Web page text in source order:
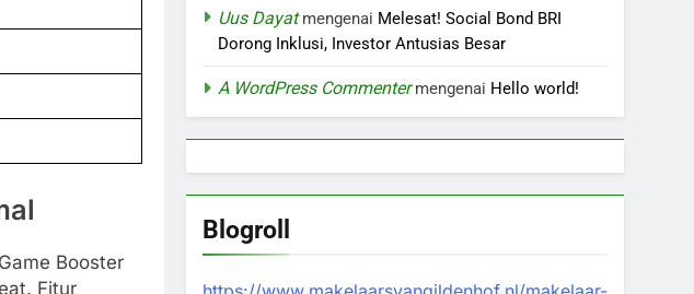
Booster
Fitur
Uus Dayatmengenai Melesat! Social Bond BRI
Dorong Inklusi, Investor Antusias Besar
A WordPress Commentermengenai Hello world!
Blogroll